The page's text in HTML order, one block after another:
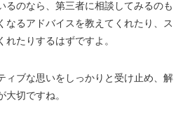
るのなら、第三者に相談してみるのも
なるアドバイスを教えてくれたり、ス
れたりするはずですよ。
ィブな思いをしっかりと受け止め、解
切ですね。